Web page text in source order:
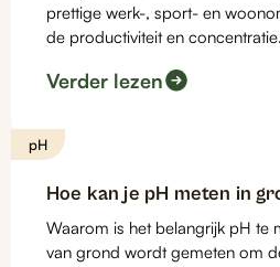
prettige werk-, sport- en
de productiviteit en
Verder lezen
pH
Hoe kan je pH meten in
Waarom is het belangrijk pH te
van grond wordt gemeten om